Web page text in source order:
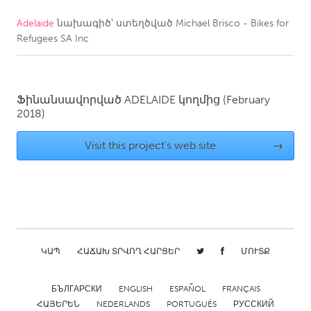
CANADA
Newmarket
Ottawa
South Shore
MALAYSIA
NETHERLANDS
Leiden
Rotterdam
Adelaide նախագիծ՝ ստեղծված Michael Brisco - Bikes for
Refugees SA Inc
Ֆինանսավորված ADELAIDE կողմից (February
2018)
Visit this project's web site →
ԿԱՊ ՀԱՃԱԽ ՏՐՎՈՂ ՀԱՐՑԵՐ ՄՈՒՏՔ
БЪЛГАРСКИ ENGLISH ESPAÑOL
FRANÇAIS
ՀԱՅԵՐԵՆ
NEDERLANDS PORTUGUÊS РУССКИЙ